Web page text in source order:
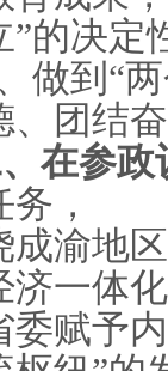
”的决定
做到“
、团结
在参政
务，
成渝地
济一体
委赋予